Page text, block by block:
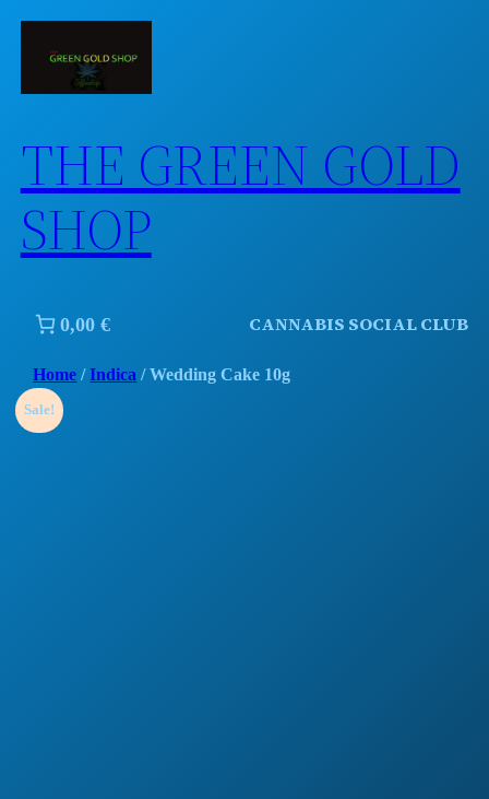
Skip
THE GREEN GOLD
SHOP
0,00 € CANNABIS SOCIAL CLUB
Home /Indica / Wedding Cake 10g
Sale!